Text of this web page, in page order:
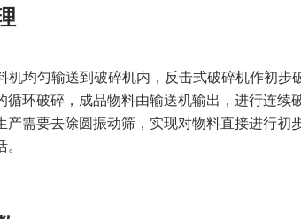
均匀输送到破碎机内，反击式破碎机作初步
循环破碎，成品物料由输送机输出，进行连续
产需要去除圆振动筛，实现对物料直接进行初